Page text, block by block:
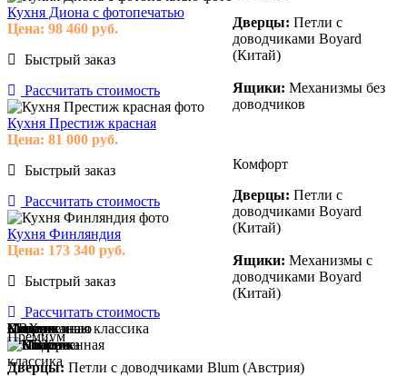
Кухня Диона с фотопечатью
Цена: 98 460 руб.
Быстрый заказ
Рассчитать стоимость
Кухня Престиж красная
Цена: 81 000 руб.
Быстрый заказ
Рассчитать стоимость
Кухня Финляндия
Цена: 173 340 руб.
Быстрый заказ
Рассчитать стоимость
Модерн
Классика
Современная классика
Пока не знаю
ПВХ
Пластик
Эмаль
Массив
Пока не знаю
Дверцы: Петли с
доводчиками Boyard
(Китай)
Ящики: Механизмы без
доводчиков
Комфорт
Дверцы: Петли с
доводчиками Boyard
(Китай)
Ящики: Механизмы с
доводчиками Boyard
(Китай)
Премиум
Дверцы: Петли с доводчиками Blum (Австрия)